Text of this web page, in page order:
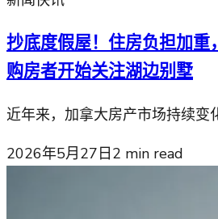
抄底度假屋！住房负担加重
购房者开始关注湖边别墅
近年来，加拿大房产市场持续变
2026年5月27日 2 min read